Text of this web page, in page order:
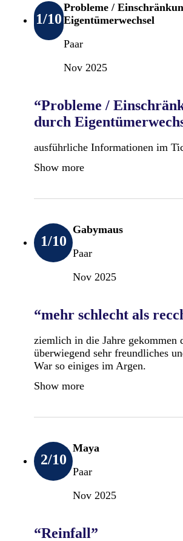
1/10
Probleme /
Eigentümerwechsel
Paar
Nov 2025
“Probleme /
durch
ausführliche Informationen im
Show more
1/10
Gabymaus
Paar
Nov 2025
“mehr schlecht als
ziemlich in die Jahre gekommen
überwiegend sehr freundliches
War so einiges im Argen.
Show more
2/10
Maya
Paar
Nov 2025
“Reinfall”